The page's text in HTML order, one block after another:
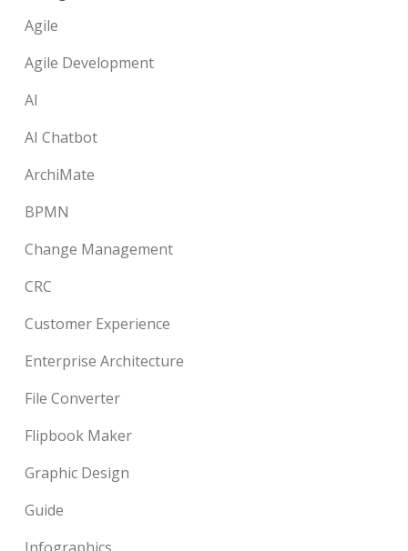
Agile
Agile Development
AI
AI Chatbot
ArchiMate
BPMN
Change Management
CRC
Customer Experience
Enterprise Architecture
File Converter
Flipbook Maker
Graphic Design
Guide